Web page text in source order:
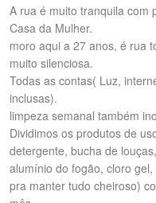
A rua é muito tranquila com
Casa da Mulher.
moro aqui a 27 anos, é rua
muito silenciosa.
Todas as contas( Luz,
inclusas).
limpeza semanal também
Dividimos os produtos de
detergente, bucha de
alumínio do fogão, cloro
pra manter tudo cheiroso)